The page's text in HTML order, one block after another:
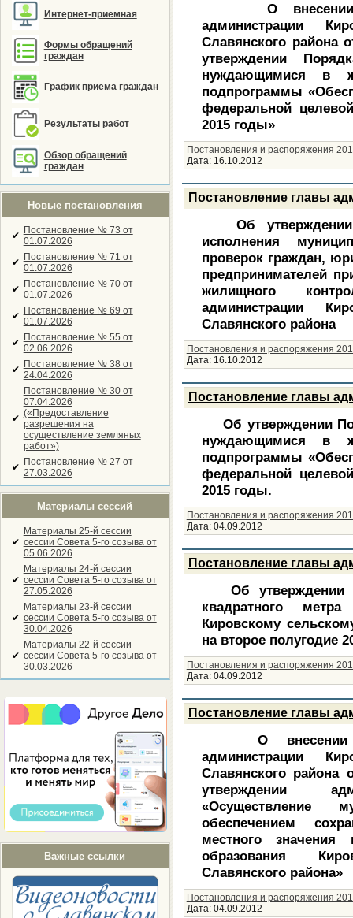
Интернет-приемная
Формы обращений
граждан
График приема граждан
Результаты работ
Обзор обращений
граждан
Новые постановления
✔ Постановление № 73 от
01.07.2026
✔ Постановление № 71 от
01.07.2026
✔ Постановление № 70 от
01.07.2026
✔ Постановление № 69 от
01.07.2026
✔ Постановление № 55 от
02.06.2026
✔ Постановление № 38 от
24.04.2026
✔
Постановление № 30 от
07.04.2026
(«Предоставление
разрешения на
осуществление земляных
работ»)
✔ Постановление № 27 от
27.03.2026
Материалы сессий
✔
Материалы 25-й сессии
сессии Совета 5-го созыва от
05.06.2026
✔
Материалы 24-й сессии
сессии Совета 5-го созыва от
27.05.2026
✔
Материалы 23-й сессии
сессии Совета 5-го созыва от
30.04.2026
✔
Материалы 22-й сессии
сессии Совета 5-го созыва от
30.03.2026
Важные ссылки
О внесении
администрации
Славянского района
утверждении
нуждающимися в
подпрограммы
федеральной
2015 годы»
Постановления и распоряжения
Дата: 16.10.2012
Постановление главы
Об утверждении
исполнения
проверок граждан,
предпринимателей
жилищного
администрации
Славянского района
Постановления и распоряжения
Дата: 16.10.2012
Постановление главы
Об утверждении
нуждающимися в
подпрограммы
федеральной
2015 годы.
Постановления и распоряжения
Дата: 04.09.2012
Постановление главы
Об утверждении
квадратного
Кировскому
на второе полугодие
Постановления и распоряжения
Дата: 04.09.2012
Постановление главы
О внесении
администрации
Славянского
утверждении
«Осуществление
обеспечением
местного значения
образования
Славянского района»
Постановления и распоряжения
Дата: 04.09.2012